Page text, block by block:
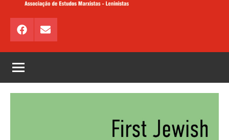
ISKRA
de
Estudos
Marxistas
–
Facebook
Email